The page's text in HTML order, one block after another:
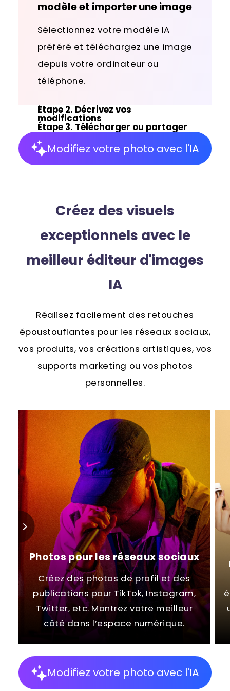
Espace de Travail
Un espace de retouche interactif avec des
calques et outils bien organisés pour une
édition optimale.
modèle et importer une image
Sélectionnez votre modèle IA
préféré et téléchargez une image
depuis votre ordinateur ou
téléphone.
Étape 2. Décrivez vos
modifications
Étape 3. Télécharger ou partager
Modifiez votre photo avec l'IA
Créez des visuels
exceptionnels avec le
meilleur éditeur d'images
IA
Réalisez facilement des retouches
époustouflantes pour les réseaux sociaux,
vos produits, vos créations artistiques, vos
supports marketing ou vos photos
personnelles.
Photos pour les réseaux sociaux
Créez des photos de profil et des
publications pour TikTok, Instagram,
Twitter, etc. Montrez votre meilleur
côté dans l’espace numérique.
Modifiez votre photo avec l'IA